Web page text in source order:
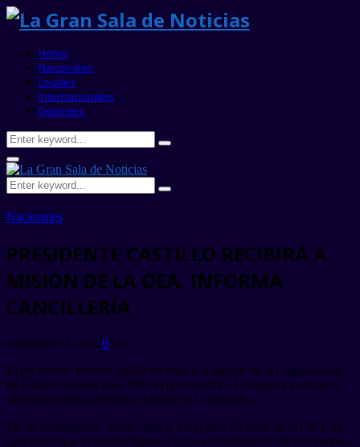
Home
Nacionales
Locales
Internacionales
Deportes
Search
for:
Search
Primary
Menu
Search
for:
Search
Nacionales
PRESIDENTE CASTILLO RECIBIRÁ A
MISIÓN DE LA OEA, INFORMA
CANCILLERÍA
noviembre 3, 20220312
El presidente Pedro Castillo recibirá a la misión de la Organización
de Estados Americanos (OEA) que vendrá a Lima para analizar la
situación política del país, informó la Cancillería.
En un comunicado, indicó que la Secretaría General de la OEA ha
propuesto que la misión llegue a Lima el domingo 20 de noviembre,